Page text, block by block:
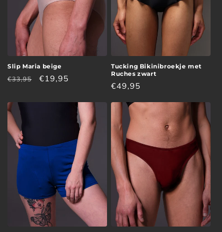
Slip Maria beige
Normale
€33,95 Aanbiedingsprijs
€19,95
Tucking Bikinibroekje met
Ruches zwart
Normale
€49,95